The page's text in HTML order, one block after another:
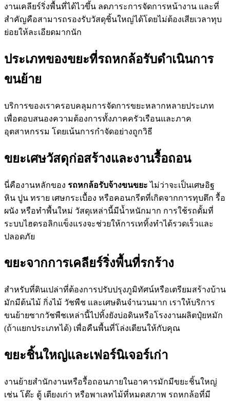
งานเคลียร์ริ่งพื้นที่ได้ไวขึ้น ลดภาระการจัดการหน้างาน และที่
สำคัญคือสามารถรองรับวัสดุชิ้นใหญ่ได้โดยไม่ต้องเสียเวลาทุบ
ย่อยให้ละเอียดมากนัก
ประเภทของขยะที่รถหกล้อรับดำเนินการ
ขนย้าย
บริการของเราครอบคลุมการจัดการขยะหลากหลายประเภท
เพื่อตอบสนองความต้องการทั้งภาคครัวเรือนและภาค
อุตสาหกรรม โดยเน้นการกำจัดอย่างถูกวิธี
ขยะเศษวัสดุก่อสร้างและงานรื้อถอน
นี่คืองานหลักของ รถหกล้อรับจ้างขนขยะ ไม่ว่าจะเป็นเศษอิฐ
หิน ปูน ทราย เศษกระเบื้อง หรือคอนกรีตที่เกิดจากการทุบตึก รื้อ
ผนัง หรือทำพื้นใหม่ วัสดุเหล่านี้มีน้ำหนักมาก การใช้รถดั้มที่
ระบบไฮดรอลิกแข็งแรงจะช่วยให้การเททิ้งทำได้รวดเร็วและ
ปลอดภัย
ขยะจากการเคลียร์ริ่งพื้นที่รกร้าง
สำหรับที่ดินเปล่าที่ต้องการปรับปรุงภูมิทัศน์หรือเตรียมสร้างบ้าน
มักมีต้นไม้ กิ่งไม้ วัชพืช และเศษดินจำนวนมาก เราให้บริการ
ขนย้ายซากวัชพืชเหล่านี้ไปทิ้งยังบ่อดินหรือโรงงานผลิตปุ๋ยหมัก
(ถ้าแยกประเภทได้) เพื่อคืนพื้นที่โล่งเตียนให้กับคุณ
ขยะชิ้นใหญ่และเฟอร์นิเจอร์เก่า
งานย้ายสำนักงานหรือรื้อถอนภายในอาคารมักมีขยะชิ้นใหญ่
เช่น โต๊ะ ตู้ เตียงเก่า หรือพาเลทไม้ที่หมดสภาพ รถหกล้อที่มี